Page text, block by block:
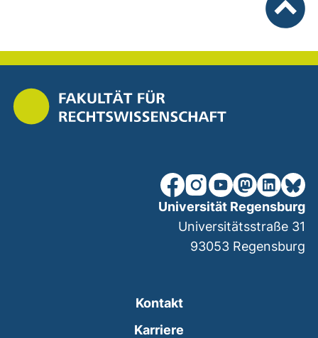
unsere Facebook-Seite
unsere Instagram-
unsere YouTube-
unsereunsere
Kontakt
Karriere
Universität Regensburg
Universitätsstraße 31
93053 Regensburg